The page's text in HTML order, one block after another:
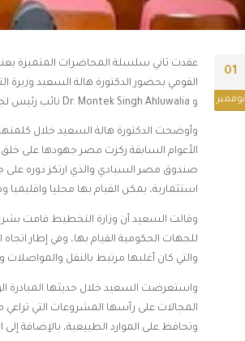
01
نوفمبر
عقدت ثاني سلسلة المحاضرات المتميزة
و Dr. Montek Singh Ahluwalia نائب رئيس لجنة التخطيط الهندي والدكتور خالد فهمي وزير البيئة السابق.
وأوضحت الدكتورة هالة السعيد خلال كلمتها
الأعوام السابقة ركزت مصر جهودها على
صندوق مصر السيادي والذي ارتكز دوره
استثمارية، يمكن القيام بها محليا واقليميا
وقالت السعيد أن وزارة التخطيط قامت
والتي كان أغلبها مرتبط بالنقل والمواصلات
واستعرضت السعيد خلال حديثها المبادرة
المجالات على رأسها المشروعات التي تراعي
وتحافظ على الموارد الطبيعية، بالإضافة إلى